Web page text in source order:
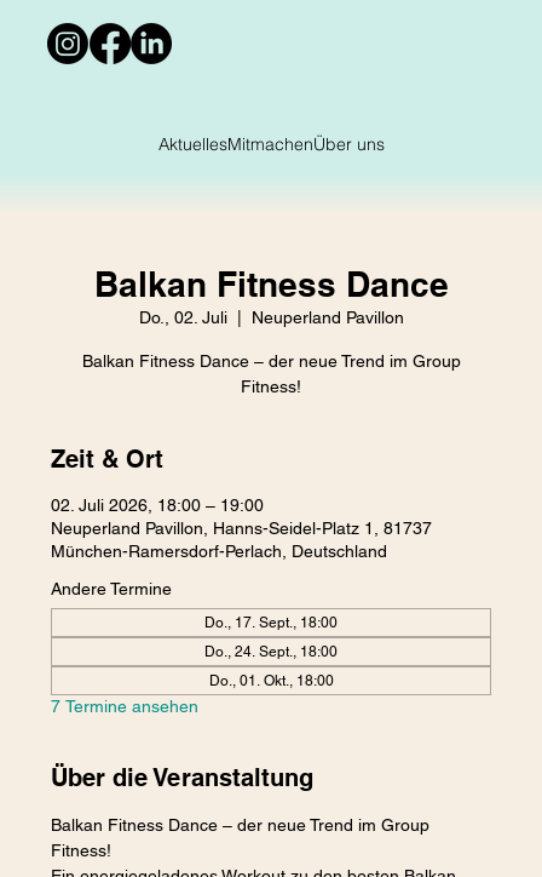
AktuellesMitmachenÜber uns
Balkan Fitness Dance
Do., 02. Juli
  |
Neuperland Pavillon
Balkan Fitness Dance – der neue Trend im Group
Fitness!
Zeit & Ort
02. Juli 2026, 18:00 – 19:00
Neuperland Pavillon, Hanns-Seidel-Platz 1, 81737
München-Ramersdorf-Perlach, Deutschland
Andere Termine
Do., 17. Sept., 18:00
Do., 24. Sept., 18:00
Do., 01. Okt., 18:00
7 Termine ansehen
Über die Veranstaltung
Balkan Fitness Dance – der neue Trend im Group
Fitness!